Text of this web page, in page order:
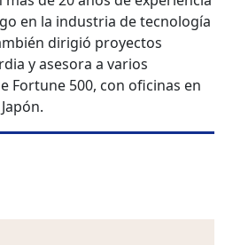
en la industria de tecnología
dirigió proyectos
y asesora a varios
Fortune 500, con oficinas en